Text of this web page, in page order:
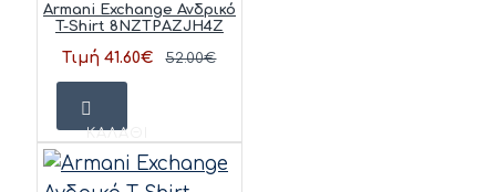
Armani Exchange Ανδρικό
T-Shirt 8NZTPAZJH4Z
Τιμή 41.60€ 52.00€
ΚΑΛΆΘΙ